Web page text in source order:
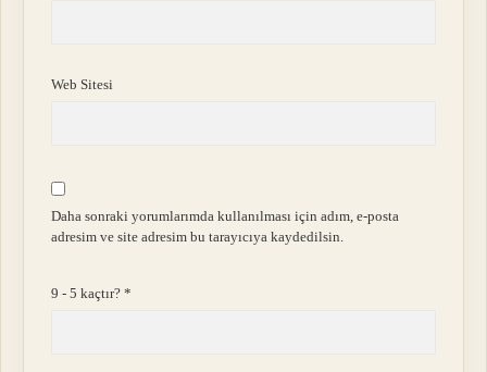
Web Sitesi
Daha sonraki yorumlarımda kullanılması için adım, e-posta
adresim ve site adresim bu tarayıcıya kaydedilsin.
9 - 5 kaçtır?*